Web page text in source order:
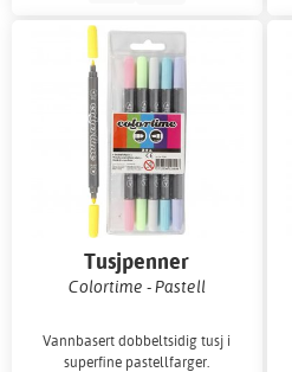
Tusjpenner
Colortime - Pastell
Vannbasert dobbeltsidig tusj i
superfine pastellfarger.